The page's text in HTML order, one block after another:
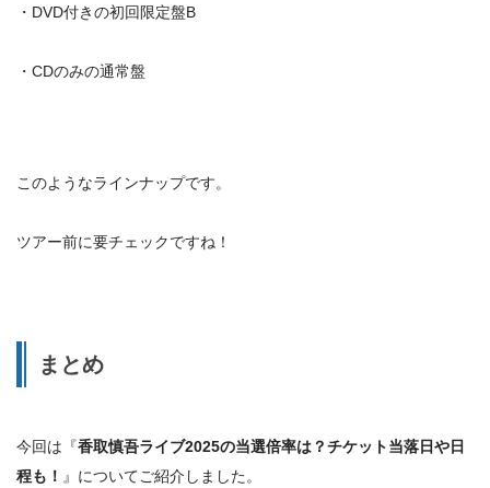
・DVD付きの初回限定盤B
・CDのみの通常盤
このようなラインナップです。
ツアー前に要チェックですね！
まとめ
今回は『香取慎吾ライブ2025の当選倍率は？チケット当落日や日
程も！ 』についてご紹介しました。